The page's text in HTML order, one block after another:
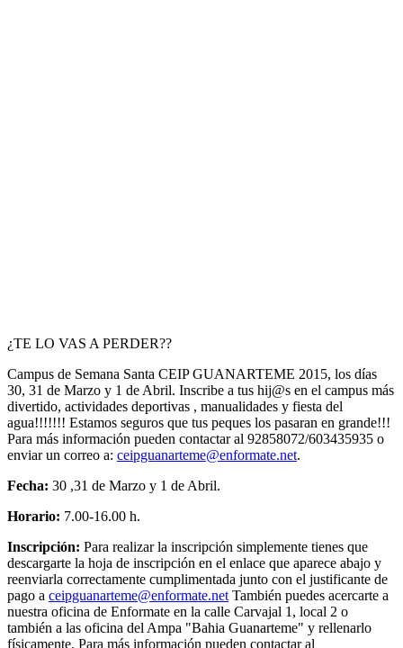
¿TE LO VAS A PERDER??
Campus de Semana Santa CEIP GUANARTEME 2015, los días
30, 31 de Marzo y 1 de Abril. Inscribe a tus hij@s en el campus más
divertido, actividades deportivas , manualidades y fiesta del
agua!!!!!!! Estamos seguros que tus peques los pasaran en grande!!!
Para más información pueden contactar al 92858072/603435935 o
enviar un correo a: ceipguanarteme@enformate.net.
Fecha: 30 ,31 de Marzo y 1 de Abril.
Horario: 7.00-16.00 h.
Inscripción: Para realizar la inscripción simplemente tienes que
descargarte la hoja de inscripción en el enlace que aparece abajo y
reenviarla correctamente cumplimentada junto con el justificante de
pago a ceipguanarteme@enformate.net También puedes acercarte a
nuestra oficina de Enformate en la calle Carvajal 1, local 2 o
también a las oficina del Ampa "Bahia Guanarteme" y rellenarlo
físicamente. Para más información pueden contactar al